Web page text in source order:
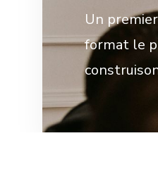
Un
format le